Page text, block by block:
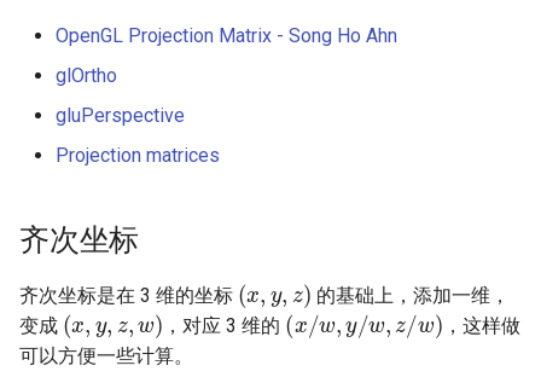
炒芹菜
干炒牛河
凉拌蒸茄子
Baby-step Giant-step 算法
ECDSA
Inverse Hidden Number
Problem）
总线协议
缓存替换策略
Oxide Semiconductor)
条件分支预测器
概率论
STP 协议
WLAN
Normalized Device
Coordinates
正交投影
View 矩阵
光线追踪
辐射度量学
香港
行程
尖塔
OpenGL Projection Matrix - Song Ho Ahn
glOrtho
gluPerspective
Projection matrices
齐次坐标
齐次坐标是在 3 维的坐标
( )
的基础上，添加一维，
变成
(x,y,z,w)
，对应 3 维的
(x/w,y/w,z /w)
，这样做
可以方便一些计算。